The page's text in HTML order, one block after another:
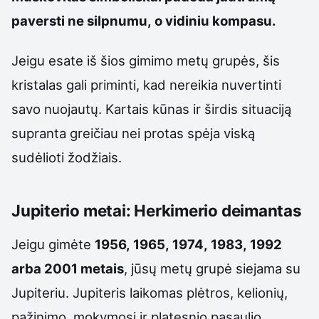
paversti ne silpnumu, o vidiniu kompasu.
Jeigu esate iš šios gimimo metų grupės, šis
kristalas gali priminti, kad nereikia nuvertinti
savo nuojautų. Kartais kūnas ir širdis situaciją
supranta greičiau nei protas spėja viską
sudėlioti žodžiais.
Jupiterio metai: Herkimerio deimantas
Jeigu gimėte 1956, 1965, 1974, 1983, 1992
arba 2001 metais, jūsų metų grupė siejama su
Jupiteriu. Jupiteris laikomas plėtros, kelionių,